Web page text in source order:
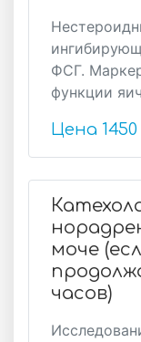
ФСГ.
функции
Цена
моче
часов)